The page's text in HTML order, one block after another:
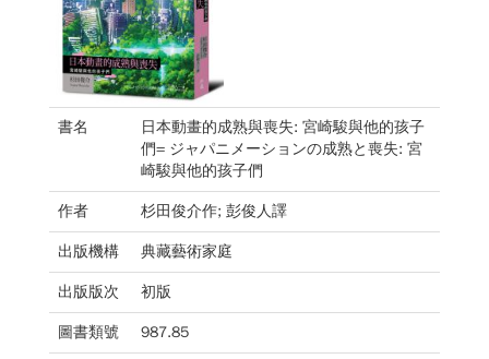
書名
日本動畫的成熟與喪失: 宮崎駿與他的孩子
們= ジャパニメーションの成熟と喪失: 宮
崎駿與他的孩子們
作者 杉田俊介作; 彭俊人譯
出版機構 典藏藝術家庭
出版版次 初版
圖書類號 987.85